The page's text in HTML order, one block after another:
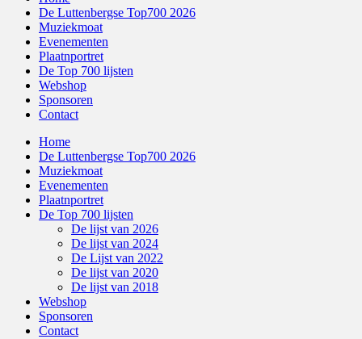
De Luttenbergse Top700 2026
Muziekmoat
Evenementen
Plaatnportret
De Top 700 lijsten
Webshop
Sponsoren
Contact
Home
De Luttenbergse Top700 2026
Muziekmoat
Evenementen
Plaatnportret
De Top 700 lijsten
De lijst van 2026
De lijst van 2024
De Lijst van 2022
De lijst van 2020
De lijst van 2018
Webshop
Sponsoren
Contact